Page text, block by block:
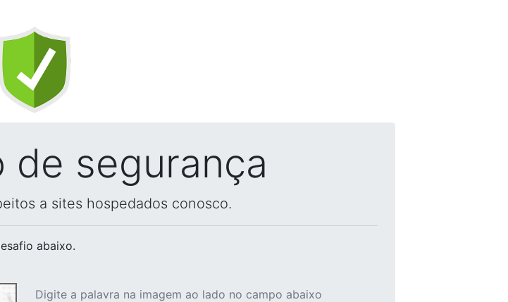
de segurança
a sites hospedados conosco.
abaixo.
Digite a palavra na imagem ao lado no campo abaixo